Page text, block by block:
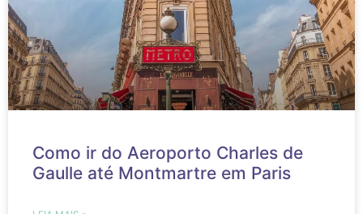
Como ir do Aeroporto Charles de
Gaulle até Montmartre em Paris